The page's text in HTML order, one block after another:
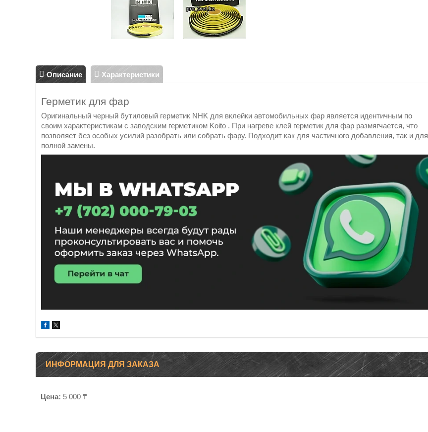
Описание Характеристики
Герметик для фар
Оригинальный черный бутиловый герметик NHK для вклейки автомобильных фар является идентичным по
своим характеристикам с заводским герметиком Koito . При нагреве клей герметик для фар размягчается, что
позволяет без особых усилий разобрать или собрать фару. Подходит как для частичного добавления, так и для
полной замены.
ИНФОРМАЦИЯ ДЛЯ ЗАКАЗА
Цена: 5 000 ₸